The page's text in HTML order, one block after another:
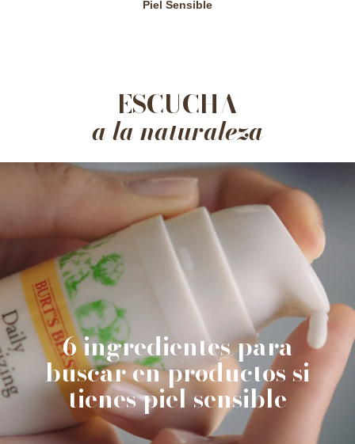
Piel Sensible
ESCUCHA
a la naturaleza
6 ingredientes para
buscar en productos si
tienes piel sensible